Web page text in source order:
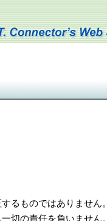
るものではありません。
切の責任を負いません。